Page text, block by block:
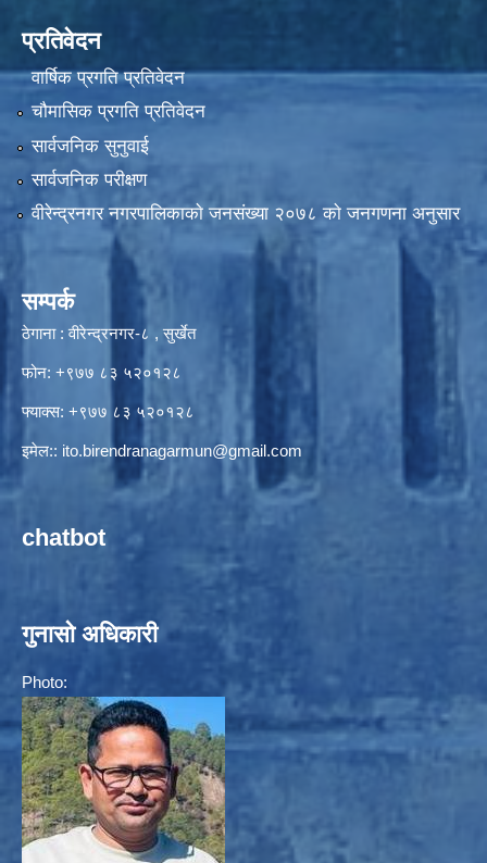
प्रतिवेदन
वार्षिक प्रगति प्रतिवेदन
चौमासिक प्रगति प्रतिवेदन
सार्वजनिक सुनुवाई
सार्वजनिक परीक्षण
वीरेन्द्रनगर नगरपालिकाकाे जनसंख्या २०७८ काे जनगणना अनुसार
सम्पर्क
ठेगाना : वीरेन्द्रनगर-८ , सुर्खेत
फोन: +९७७ ८३ ५२०१२८
फ्याक्स: +९७७ ८३ ५२०१२८
इमेल:: ito.birendranagarmun@gmail.com
chatbot
गुनासो अधिकारी
Photo: